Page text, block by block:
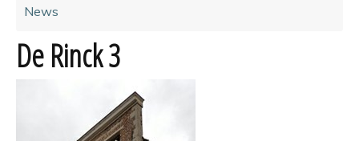
News
De Rinck 3